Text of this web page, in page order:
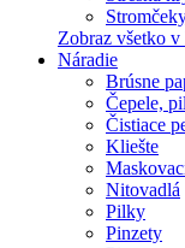
Zobraz všetko
Náradie
Brúsne
Čepele,
Čistiace
Kliešte
Nitovadlá
Pilky
Pinzety